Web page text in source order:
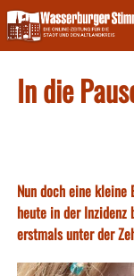
Skip
to
content
In die
Nun doch eine kleine
heute in der Inzidenz
erstmals unter der